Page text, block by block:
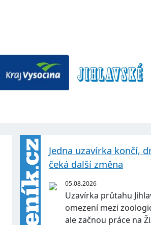
Jedna uzavírka končí,
čeká další změna
05.08.2026
Uzavírka průtahu
omezení mezi
ale začnou práce na